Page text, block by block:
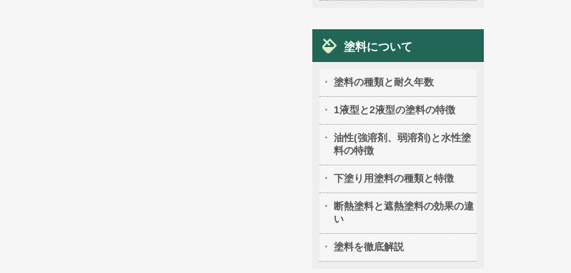
塗料について
塗料の種類と耐久年数
1液型と2液型の塗料の特徴
油性(強溶剤、弱溶剤)と水性塗
料の特徴
下塗り用塗料の種類と特徴
断熱塗料と遮熱塗料の効果の違
い
塗料を徹底解説